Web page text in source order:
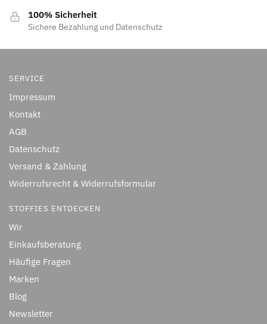
100% Sicherheit
Sichere Bezahlung und Datenschutz
SERVICE
Impressum
Kontakt
AGB
Datenschutz
Versand & Zahlung
Widerrufsrecht & Widerrufsformular
STOFFIES ENTDECKEN
Wir
Einkaufsberatung
Häufige Fragen
Marken
Blog
Newsletter